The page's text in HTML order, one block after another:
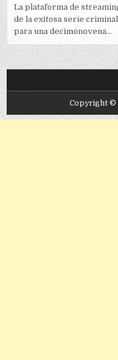
La plataforma de
de la exitosa serie
para una decimonovena...
Copyright ©